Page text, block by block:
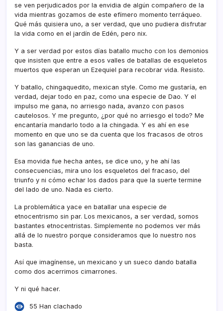
se ven perjudicados por la envidia de algún compañero de la
vida mientras gozamos de este efí­mero momento terráqueo.
Qué más quisiera uno, a ser verdad, que uno pudiera disfrutar
la vida como en el jardí­n de Edén, pero nix.
Y a ser verdad por estos dí­as batallo mucho con los demonios
que insisten que entre a esos valles de batallas de esqueletos
muertos que esperan un Ezequiel para recobrar vida. Resisto.
Y batallo, chingaquedito, mexican style. Como me gustarí­a, en
verdad, dejar todo en paz, como una especie de Dao. Y el
impulso me gana, no arriesgo nada, avanzo con pasos
cautelosos. Y me pregunto, ¿por qué no arriesgo el todo? Me
encantarí­a mandarlo todo a la chingada. Y es ahí­ en ese
momento en que uno se da cuenta que los fracasos de otros
son las ganancias de uno.
Esa movida fue hecha antes, se dice uno, y he ahí­ las
consecuencias, mira uno los esqueletos del fracaso, del
triunfo y ni cómo echar los dados para que la suerte termine
del lado de uno. Nada es cierto.
La problemática yace en batallar una especie de
etnocentrismo sin par. Los mexicanos, a ser verdad, somos
bastantes etnocentristas. Simplemente no podemos ver más
allá de lo nuestro porque consideramos que lo nuestro nos
basta.
Así­ que imagí­nense, un mexicano y un sueco dando batalla
como dos acerrimos cimarrones.
Y ni qué hacer.
55 Han clachado